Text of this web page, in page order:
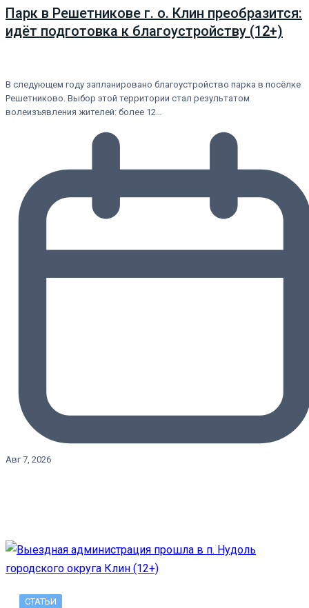
Парк в Решетникове г. о. Клин преобразится:
идёт подготовка к благоустройству (12+)
В следующем году запланировано благоустройство парка в посёлке
Решетниково. Выбор этой территории стал результатом
волеизъявления жителей: более 12…
Авг 7, 2026
СТАТЬИ